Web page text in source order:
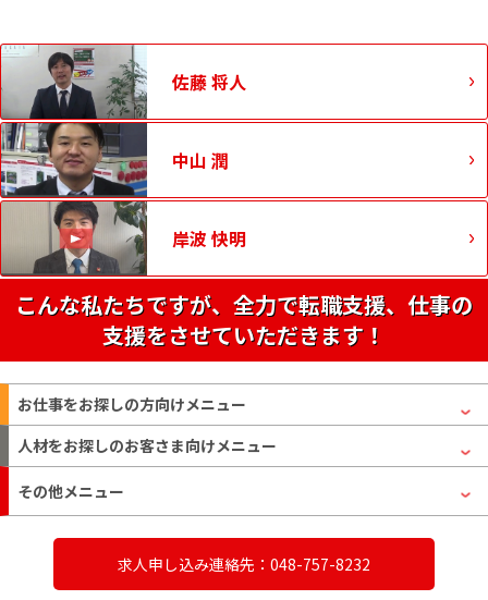
佐藤 将人
中山 潤
岸波 快明
こんな私たちですが、全力で転職支援、仕事の
支援をさせていただきます！
お仕事をお探しの方向けメニュー
人材をお探しのお客さま向けメニュー
その他メニュー
求人申し込み連絡先：048-757-8232